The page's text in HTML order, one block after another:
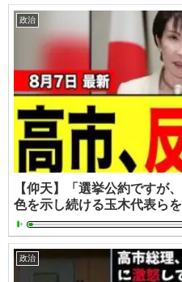
政治
【仰天】「選挙公約ですが
色を示し続ける玉木代表ら
政治